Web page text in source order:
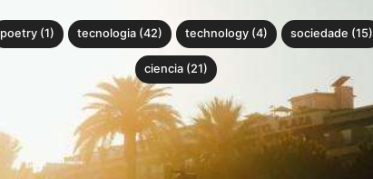
poetry (1) tecnologia (42) technology (4) sociedade (15)
ciencia (21)